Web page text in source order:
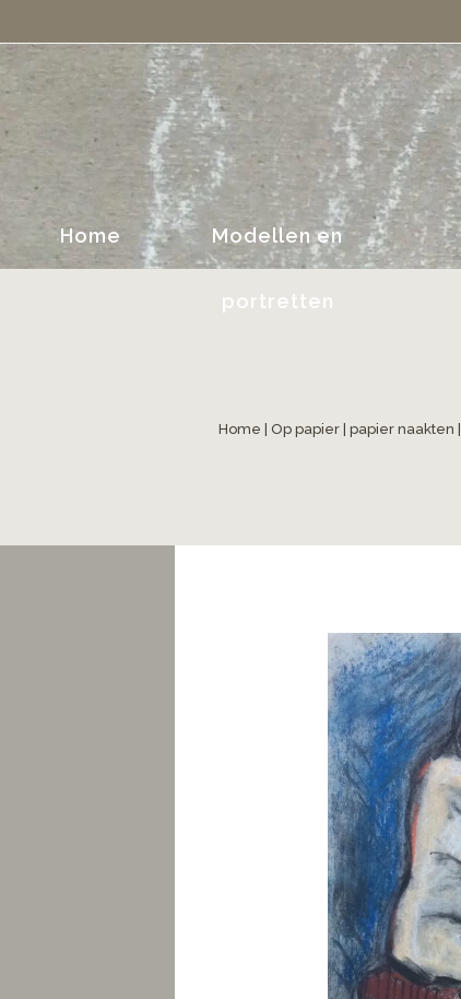
Home Modellen en
portretten
Home Op papier papier naakten